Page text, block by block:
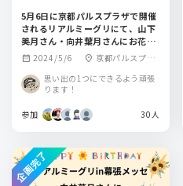
5月6日に京都パルスプラザで開催
されるリアルミーグリにて、山下
美月さん・向井葉月さんにお花を
送りませんか？
calendar_month 2024/5/6 location_on 京都パルスプラ
思い出の1つにできるよう頑張
ります！
参加 30人
企画完了